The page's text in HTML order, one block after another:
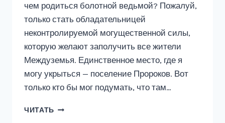
чем родиться болотной ведьмой? Пожалуй,
только стать обладательницей
неконтролируемой могущественной силы,
которую желают заполучить все жители
Междуземья. Единственное место, где я
могу укрыться — поселение Пророков. Вот
только кто бы мог подумать, что там…
ЧИТАТЬ ВЕДЬМА